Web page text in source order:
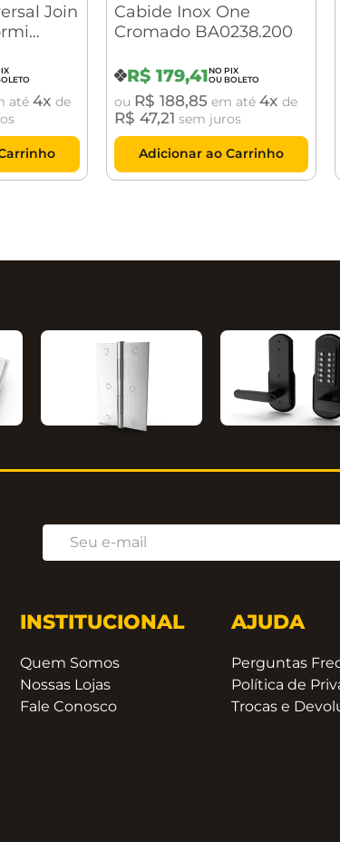
Join
até 4 de
Cabide Inox One
Cromado BA0238.200
R$ 179,41
ou R$ 188,85 em até 4 de
R$ 47,21 sem juros
Adicionar ao Carrinho
Ferragens
INSTITUCIONAL
Quem Somos
Nossas Lojas
Fale Conosco
AJUDA
Perguntas
Política de
Trocas e